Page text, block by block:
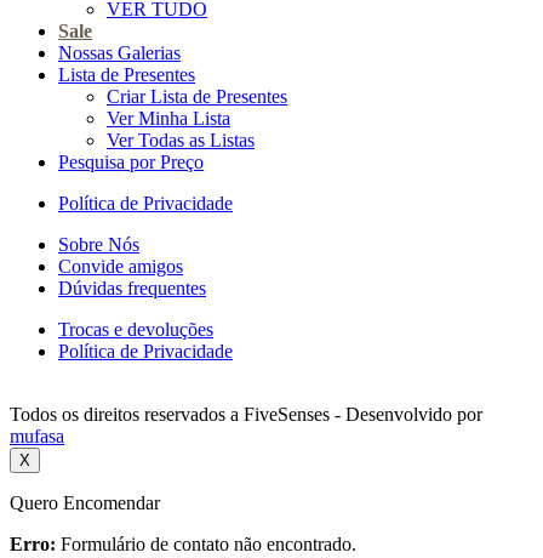
VER TUDO
Sale
Nossas Galerias
Lista de Presentes
Criar Lista de Presentes
Ver Minha Lista
Ver Todas as Listas
Pesquisa por Preço
Política de Privacidade
Sobre Nós
Convide amigos
Dúvidas frequentes
Trocas e devoluções
Política de Privacidade
Todos os direitos reservados a FiveSenses - Desenvolvido por
mufasa
X
Quero Encomendar
Erro: Formulário de contato não encontrado.